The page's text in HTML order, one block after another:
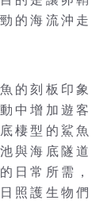
的海流沖走
的刻板印象
中增加遊客
棲型的鯊魚
與海底隧道
日常所需，
照護生物們